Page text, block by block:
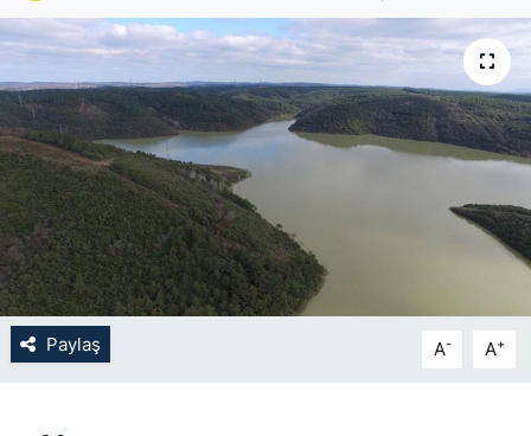
Paylaş A- A+
RÖPORTAJ
SAĞLIK
SARIYER HABERLERİ
SARIYER İMAR BARIŞI
SEKTÖR
SİYASET